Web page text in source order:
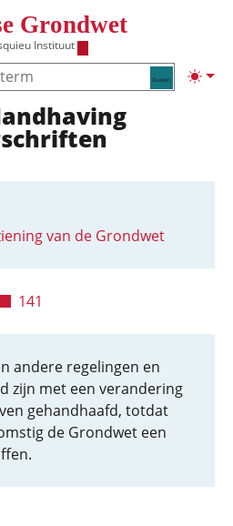
Grondwet
Instituut
Zoeken
van de Grondwet
141
andere regelingen en
zijn met een verandering
gehandhaafd, totdat
de Grondwet een